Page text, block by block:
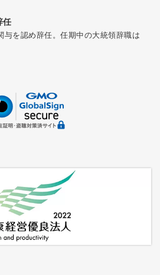
任
与を認め辞任。任期中の大統領辞職は